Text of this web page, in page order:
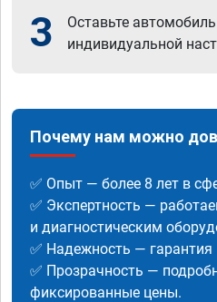
3
Оставьте
индивидуальной
Почему нам можно
✅ Опыт — более 8 лет в
✅ Экспертность —
и диагностическим
✅ Надежность — гарантия
✅ Прозрачность —
фиксированные цены.